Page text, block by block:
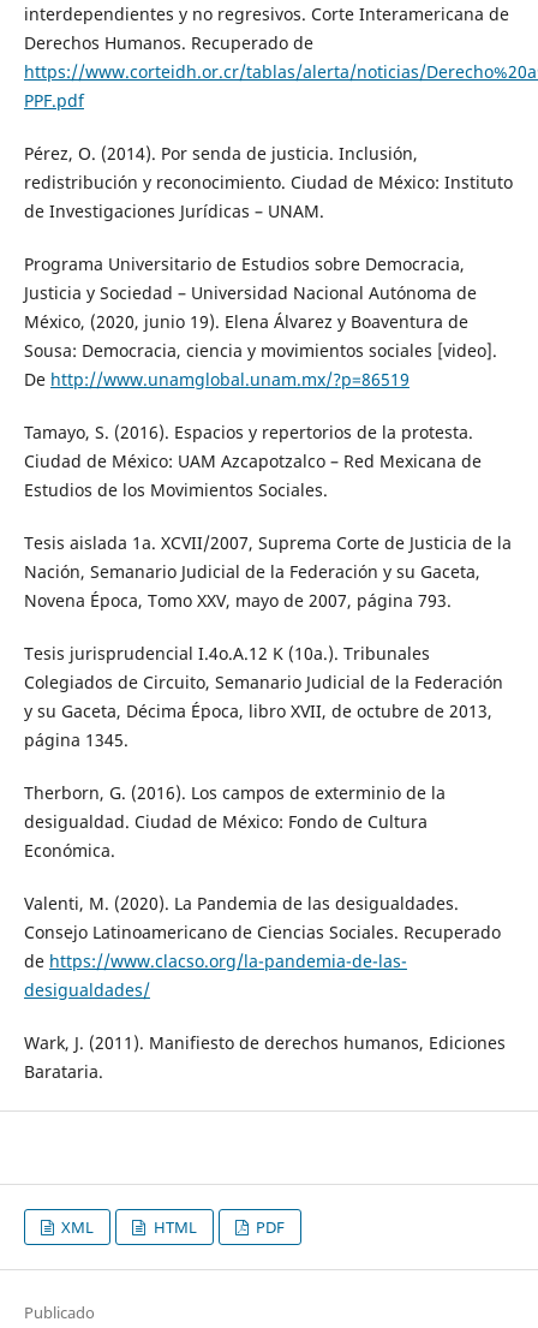
interdependientes y no regresivos. Corte Interamericana de
Derechos Humanos. Recuperado de
https://www.corteidh.or.cr/tablas/alerta/noticias/
PPF.pdf
Pérez, O. (2014). Por senda de justicia. Inclusión,
redistribución y reconocimiento. Ciudad de México: Instituto
de Investigaciones Jurídicas – UNAM.
Programa Universitario de Estudios sobre Democracia,
Justicia y Sociedad – Universidad Nacional Autónoma de
México, (2020, junio 19). Elena Álvarez y Boaventura de
Sousa: Democracia, ciencia y movimientos sociales [video].
De http://www.unamglobal.unam.mx/?p=86519
Tamayo, S. (2016). Espacios y repertorios de la protesta.
Ciudad de México: UAM Azcapotzalco – Red Mexicana de
Estudios de los Movimientos Sociales.
Tesis aislada 1a. XCVII/2007, Suprema Corte de Justicia de la
Nación, Semanario Judicial de la Federación y su Gaceta,
Novena Época, Tomo XXV, mayo de 2007, página 793.
Tesis jurisprudencial I.4o.A.12 K (10a.). Tribunales
Colegiados de Circuito, Semanario Judicial de la Federación
y su Gaceta, Décima Época, libro XVII, de octubre de 2013,
página 1345.
Therborn, G. (2016). Los campos de exterminio de la
desigualdad. Ciudad de México: Fondo de Cultura
Económica.
Valenti, M. (2020). La Pandemia de las desigualdades.
Consejo Latinoamericano de Ciencias Sociales. Recuperado
de https://www.clacso.org/la-pandemia-de-las-
desigualdades/
Wark, J. (2011). Manifiesto de derechos humanos, Ediciones
Barataria.
XML HTML PDF
Publicado